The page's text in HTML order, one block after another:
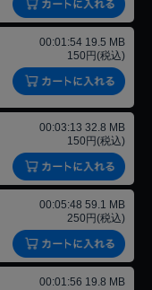
00:01:54 19.5 MB
150円(税込)
00:03:13 32.8 MB
150円(税込)
00:05:48 59.1 MB
250円(税込)
00:01:56 19.8 MB